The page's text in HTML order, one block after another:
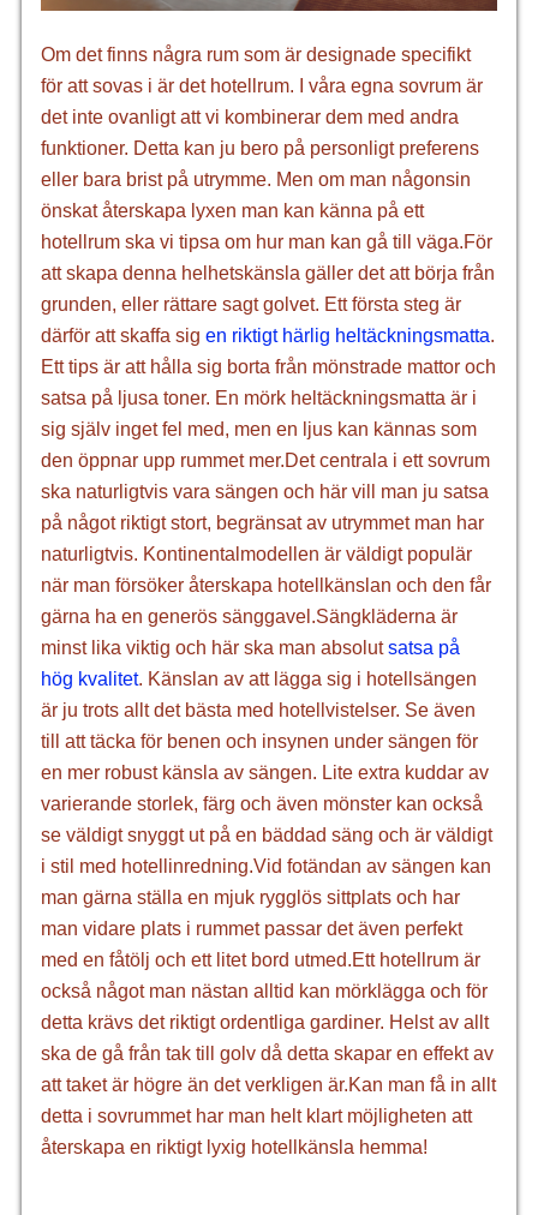
Om det finns några rum som är designade specifikt
för att sovas i är det hotellrum. I våra egna sovrum är
det inte ovanligt att vi kombinerar dem med andra
funktioner. Detta kan ju bero på personligt preferens
eller bara brist på utrymme. Men om man någonsin
önskat återskapa lyxen man kan känna på ett
hotellrum ska vi tipsa om hur man kan gå till väga.För
att skapa denna helhetskänsla gäller det att börja från
grunden, eller rättare sagt golvet. Ett första steg är
därför att skaffa sigen riktigt härlig heltäckningsmatta.
Ett tips är att hålla sig borta från mönstrade mattor och
satsa på ljusa toner. En mörk heltäckningsmatta är i
sig själv inget fel med, men en ljus kan kännas som
den öppnar upp rummet mer.Det centrala i ett sovrum
ska naturligtvis vara sängen och här vill man ju satsa
på något riktigt stort, begränsat av utrymmet man har
naturligtvis. Kontinentalmodellen är väldigt populär
när man försöker återskapa hotellkänslan och den får
gärna ha en generös sänggavel.Sängkläderna är
minst lika viktig och här ska man absolutsatsa på
hög kvalitet. Känslan av att lägga sig i hotellsängen
är ju trots allt det bästa med hotellvistelser. Se även
till att täcka för benen och insynen under sängen för
en mer robust känsla av sängen. Lite extra kuddar av
varierande storlek, färg och även mönster kan också
se väldigt snyggt ut på en bäddad säng och är väldigt
i stil med hotellinredning.Vid fotändan av sängen kan
man gärna ställa en mjuk rygglös sittplats och har
man vidare plats i rummet passar det även perfekt
med en fåtölj och ett litet bord utmed.Ett hotellrum är
också något man nästan alltid kan mörklägga och för
detta krävs det riktigt ordentliga gardiner. Helst av allt
ska de gå från tak till golv då detta skapar en effekt av
att taket är högre än det verkligen är.Kan man få in allt
detta i sovrummet har man helt klart möjligheten att
återskapa en riktigt lyxig hotellkänsla hemma!